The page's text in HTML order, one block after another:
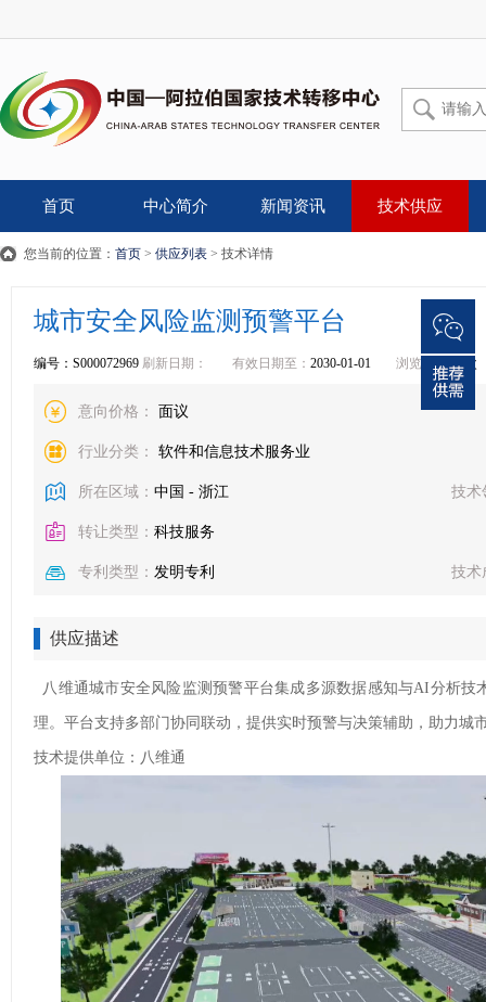
首页 中心简介 新闻资讯 技术供应
您当前的位置： 首页 > 供应列表 > 技术详情
城市安全风险监测预警平台
编号：S000072969 刷新日期： 有效日期至： 2030-01-01 浏览： 9479次
意向价格： 面议
行业分类： 软件和信息技术服务业
所在区域： 中国 - 浙江 技术
转让类型： 科技服务
专利类型： 发明专利 技术
供应描述
八维通城市安全风险监测预警平台集成多源数据感知与AI分析
理。平台支持多部门协同联动，提供实时预警与决策辅助，助力城
技术提供单位：八维通